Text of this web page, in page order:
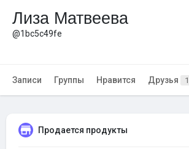
Лиза Матвеева
@1bc5c49fe
Записи Группы Нравится Друзья 1
Продается продукты